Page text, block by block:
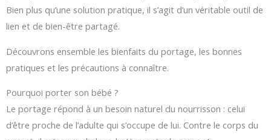
Bien plus qu’une solution pratique, il s’agit d’un véritable outil de
lien et de bien-être partagé.
Découvrons ensemble les bienfaits du portage, les bonnes
pratiques et les précautions à connaître.
Pourquoi porter son bébé ?
Le portage répond à un besoin naturel du nourrisson : celui
d’être proche de l’adulte qui s’occupe de lui. Contre le corps du